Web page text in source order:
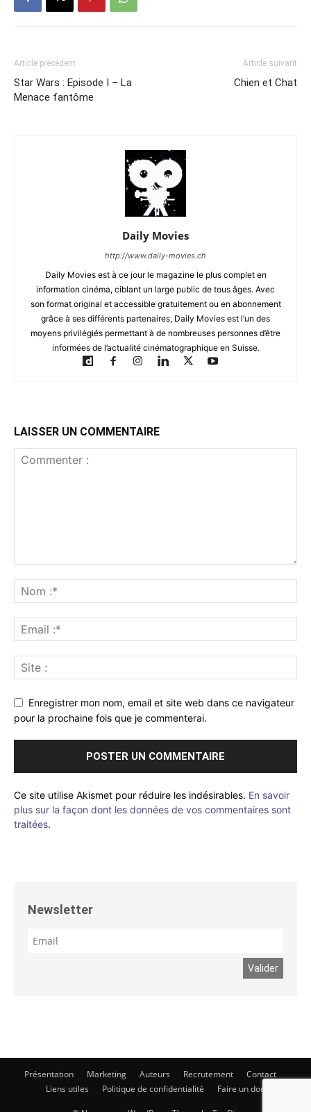
Article précédent
Star Wars : Episode I – La
Menace fantôme
Article suivant
Chien et Chat
Daily Movies
http://www.daily-movies.ch
Daily Movies est à ce jour le magazine le plus complet en
information cinéma, ciblant un large public de tous âges. Avec
son format original et accessible gratuitement ou en abonnement
grâce à ses différents partenaires, Daily Movies est l’un des
moyens privilégiés permettant à de nombreuses personnes d’être
informées de l’actualité cinématographique en Suisse.
LAISSER UN COMMENTAIRE
Enregistrer mon nom, email et site web dans ce navigateur
pour la prochaine fois que je commenterai.
Ce site utilise Akismet pour réduire les indésirables. En savoir
plus sur la façon dont les données de vos commentaires sont
traitées.
Newsletter
Présentation Marketing Auteurs Recrutement
Contact
Liens utiles
Politique de confidentialité Faire un don